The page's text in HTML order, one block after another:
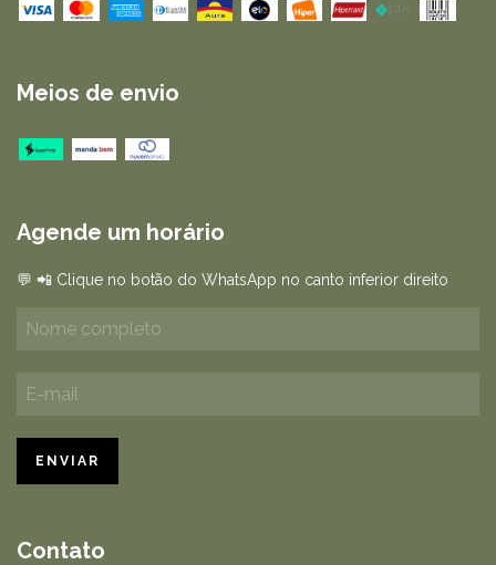
Meios de envio
Agende um horário
💬 📲 Clique no botão do WhatsApp no canto inferior direito
Contato